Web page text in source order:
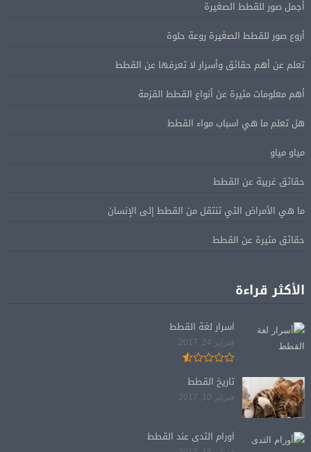
أجمل صور للقطط الصغيرة
أروع صور للقطط الصغيرة روعة حلوة
تعلم عن أهم حقائق وأسرار لا تعرفها عن القطط
أهم معلومات مثيرة عن أنواع القطط القزمة
هل تعلم ما هي اسباب مواء القطط
مياو مياو
حقائق غريبة عن القطط
ما هي الأمراض التي تنتقل من القطط إلى الإنسان
حقائق مثيرة عن القطط
الأكثر قراءة
أسرار لغة القطط
فبراير 24, 2017
تاريخ القطط
فبراير 10, 2017
أورام الثدى عند القطط